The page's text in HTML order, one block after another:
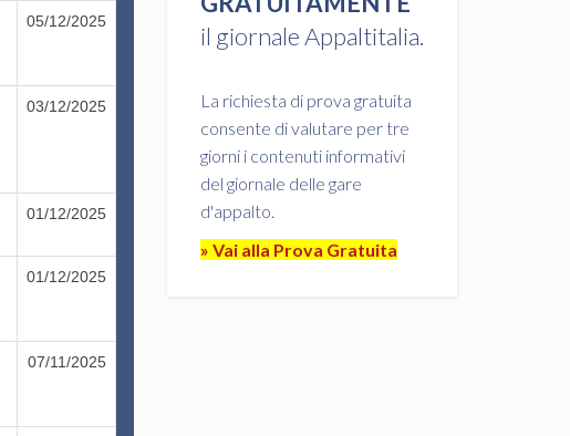
05/12/2025
03/12/2025
01/12/2025
01/12/2025
07/11/2025
il giornale Appaltitalia.
La richiesta di prova gratuita
consente di valutare per tre
giorni i contenuti informativi
del giornale delle gare
d'appalto.
» Vai alla Prova Gratuita